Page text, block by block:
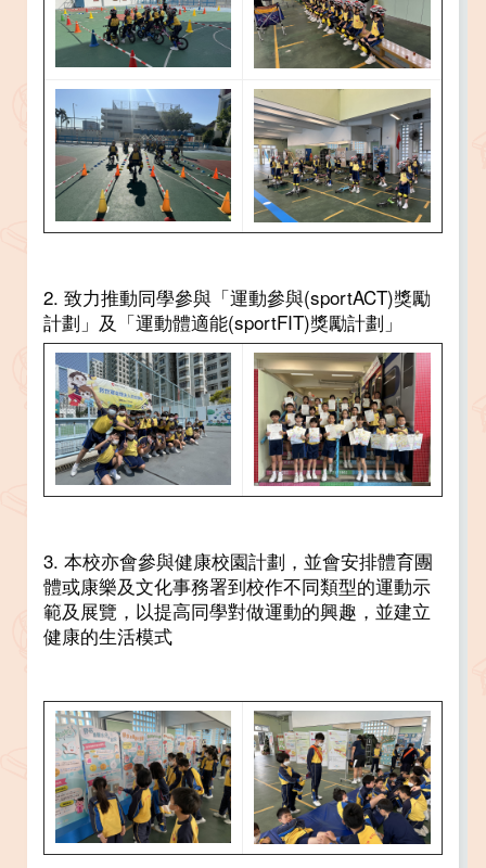
2. 致力推動同學參與「運動參與(sportACT)獎勵
計劃」及「運動體適能(sportFIT)獎勵計劃」
3. 本校亦會參與健康校園計劃，並會安排體育團
體或康樂及文化事務署到校作不同類型的運動示
範及展覽，以提高同學對做運動的興趣，並建立
健康的生活模式